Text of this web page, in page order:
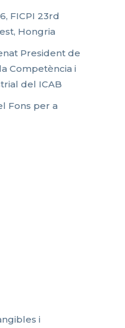
FICPI 23rd
Hongria
President de
Competència i
del ICAB
Fons per a
i